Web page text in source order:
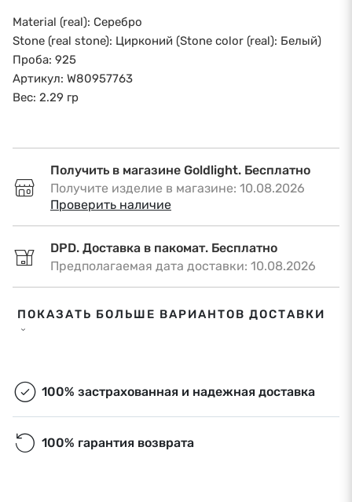
Material (real): Серебро
Stone (real stone): Цирконий (Stone color (real): Белый)
Проба: 925
Артикул: W80957763
Вес: 2.29 гр
Получить в магазине Goldlight. Бесплатно
Получите изделие в магазине: 10.08.2026
•
Проверить наличие
DPD. Доставка в пакомат. Бесплатно
Предполагаемая дата доставки: 10.08.2026
DPD. Доставка по адресу. €6,50
Предполагаемая дата доставки: 10.08.2026
Экспресс-доставка в Риге и Рижском районе
ПОКАЗАТЬ БОЛЬШЕ ВАРИАНТОВ ДОСТАВКИ
100% застрахованная и надежная доставка
100% гарантия возврата